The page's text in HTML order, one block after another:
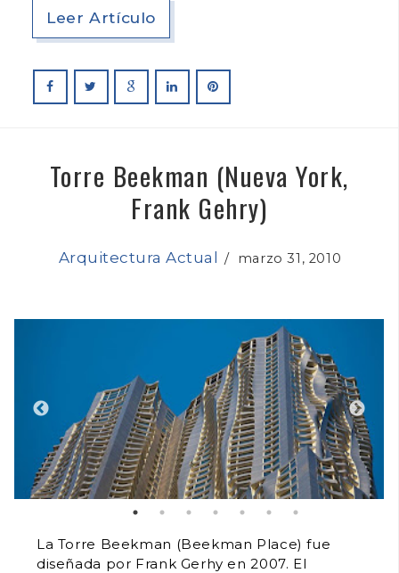
Leer Artículo
Torre Beekman (Nueva York,
Frank Gehry)
Arquitectura Actual /marzo 31, 2010
La Torre Beekman (Beekman Place) fue
diseñada por Frank Gerhy en 2007. El